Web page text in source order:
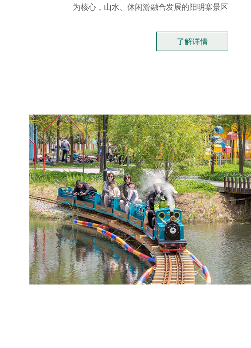
为核心，山水、休闲游融合发展的阳明寨景区
了解详情